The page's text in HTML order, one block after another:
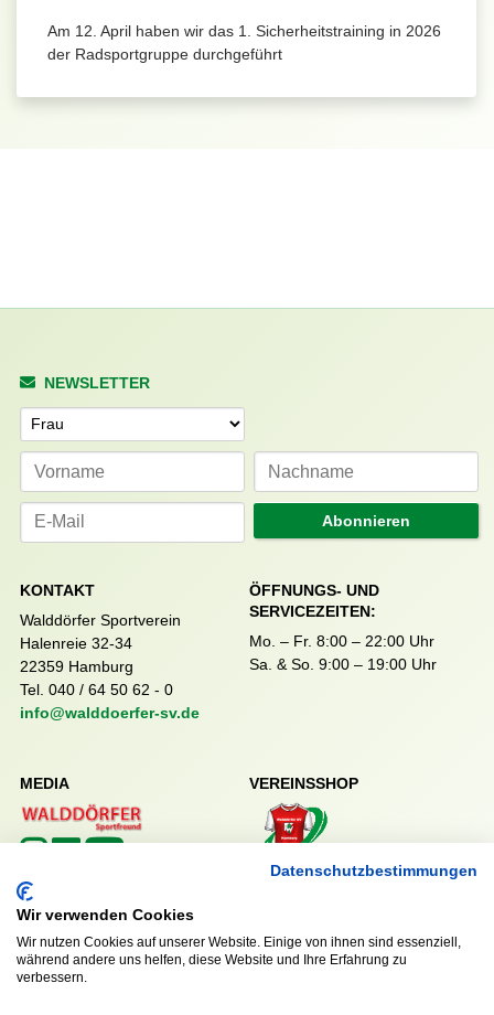
Am 12. April haben wir das 1. Sicherheitstraining in 2026
der Radsportgruppe durchgeführt
NEWSLETTER
Anrede
Abonnieren
KONTAKT
Walddörfer Sportverein
Halenreie 32-34
22359 Hamburg
Tel. 040 / 64 50 62 - 0
info@walddoerfer-sv.de
ÖFFNUNGS- UND
SERVICEZEITEN:
Mo. – Fr. 8:00 – 22:00 Uhr
Sa. & So. 9:00 – 19:00 Uhr
MEDIA VEREINSSHOP
RECHTLICHES
Impressum
Datenschutzbestimmungen
Wir verwenden Cookies
Wir nutzen Cookies auf unserer Website. Einige von ihnen sind essenziell,
während andere uns helfen, diese Website und Ihre Erfahrung zu
verbessern.